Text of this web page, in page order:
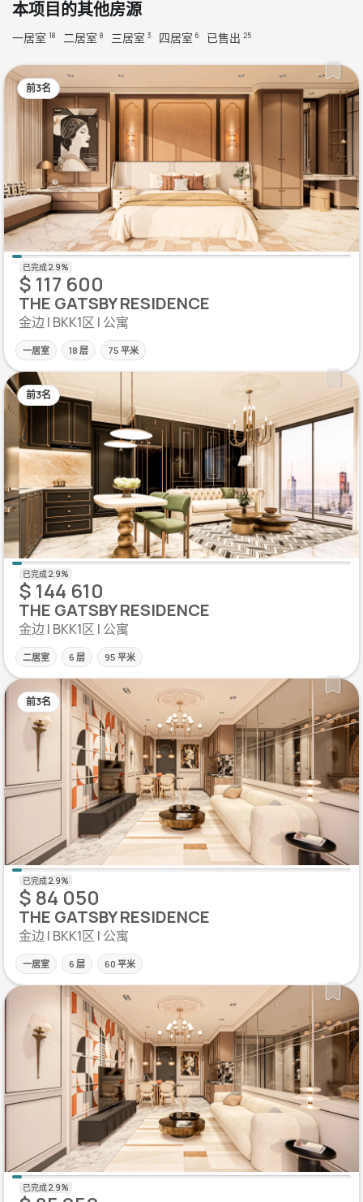
本项目的其他房源
一居室 18 二居室 8 三居室 3 四居室 6 已售出 25
前3名
$ 117 600
THE GATSBY RESIDENCE
金边 | BKK1区 | 公寓
一居室 18 层 75 平米
前3名
$ 144 610
THE GATSBY RESIDENCE
金边 | BKK1区 | 公寓
二居室 6 层 95 平米
前3名
$ 84 050
THE GATSBY RESIDENCE
金边 | BKK1区 | 公寓
一居室 6 层 60 平米